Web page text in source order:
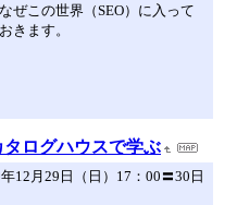
ぜこの世界（SEO）に入って
きます。
タログハウスで学ぶ
12月29日（日）17：00〓30日